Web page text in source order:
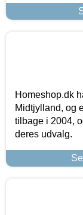
Homeshop.dk
Midtjylland, og
tilbage i 2004,
deres udvalg.